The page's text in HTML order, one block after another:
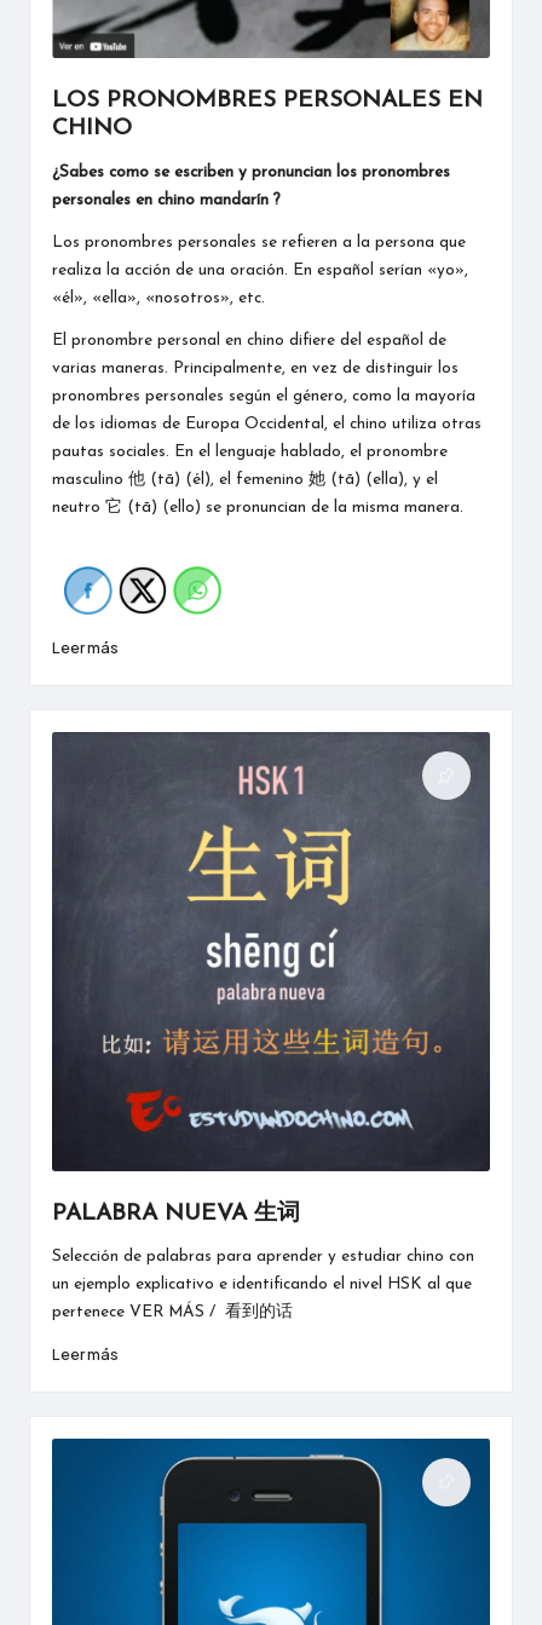
LOS PRONOMBRES PERSONALES EN
CHINO
¿Sabes como se escriben y pronuncian los pronombres
personales en chino mandarín ?
Los pronombres personales se refieren a la persona que
realiza la acción de una oración. En español serían «yo»,
«él», «ella», «nosotros», etc.
El pronombre personal en chino difiere del español de
varias maneras. Principalmente, en vez de distinguir los
pronombres personales según el género, como la mayoría
de los idiomas de Europa Occidental, el chino utiliza otras
pautas sociales. En el lenguaje hablado, el pronombre
masculino 他 (tā) (él), el femenino 她 (tā) (ella), y el
neutro 它 (tā) (ello) se pronuncian de la misma manera.
Leer más
PALABRA NUEVA 生词
Selección de palabras para aprender y estudiar chino con
un ejemplo explicativo e identificando el nivel HSK al que
pertenece VER MÁS / 看到的话
Leer más